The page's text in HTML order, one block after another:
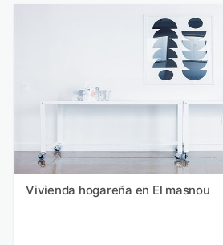
Vivienda hogareña en El masnou